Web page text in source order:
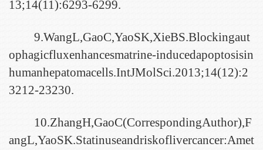
13;14(11):6293-6299.
9.WangL,GaoC,YaoSK,XieBS.Blockingaut
ophagicfluxenhancesmatrine-inducedapoptosisin
humanhepatomacells.IntJMolSci.2013;14(12):2
3212-23230.
10.ZhangH,GaoC(CorrespondingAuthor),F
angL,YaoSK.Statinuseandriskoflivercancer:Amet